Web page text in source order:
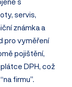
servis,
známka a
pro vyměření
pojištění,
DPH, což
firmu”.